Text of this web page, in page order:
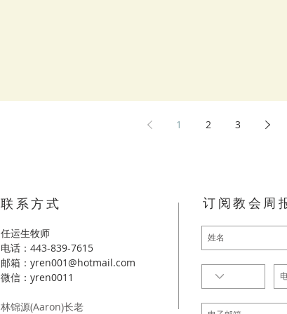
1 2 3
​联系方式
任运生牧师
电话：443-839-7615
邮箱： yren001@hotmail.com
​微信：yren0011
林锦源(Aaron)长老
订阅教会周